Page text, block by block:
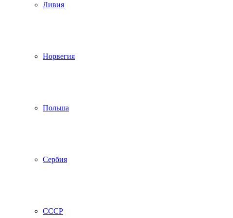
Ливия
Норвегия
Польша
Сербия
СССР